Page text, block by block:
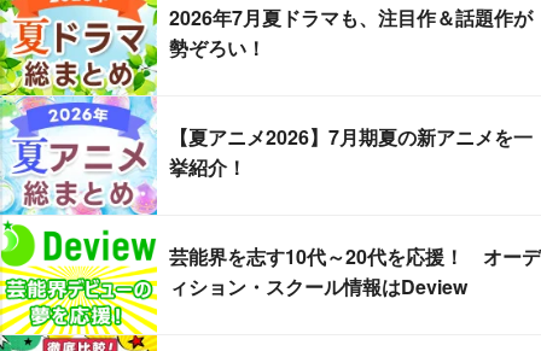
2026年7月夏ドラマも、注目作＆話題作が
勢ぞろい！
【夏アニメ2026】7月期夏の新アニメを一
挙紹介！
芸能界を志す10代～20代を応援！ オーデ
ィション・スクール情報はDeview